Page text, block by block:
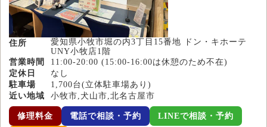
住所
愛知県小牧市堀の内3丁目15番地 ドン・キホーテ
UNY小牧店1階
営業時間
11:00-20:00 (15:00-16:00は休憩のため不在)
定休日
なし
駐車場
1,700台(立体駐車場あり)
近い地域
小牧市,犬山市,北名古屋市
修理料金 電話で相談・予約 LINEで相談・予約